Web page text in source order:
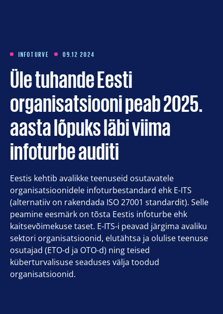
Meist
Artiklid
Kontakt
Eng
INFOTURVE 09.12 2024
Üle tuhande Eesti
organisatsiooni peab 2025.
aasta lõpuks läbi viima
infoturbe auditi
Eestis kehtib avalikke teenuseid osutavatele
organisatsioonidele infoturbestandard ehk E-ITS
(alternatiiv on rakendada ISO 27001 standardit). Selle
peamine eesmärk on tõsta Eestis infoturbe ehk
kaitsevõimekuse taset. E-ITS-i peavad järgima avaliku
sektori organisatsioonid, elutähtsa ja olulise teenuse
osutajad (ETO-d ja OTO-d) ning teised
küberturvalisuse seaduses välja toodud
organisatsioonid.